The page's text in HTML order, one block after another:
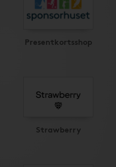
Presentkortsshop
Strawberry